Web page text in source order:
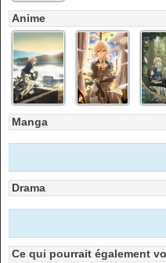
Anime
Manga
Drama
Ce qui pourrait également